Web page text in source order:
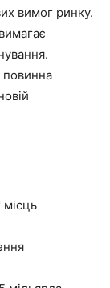
вимог ринку.
повинна